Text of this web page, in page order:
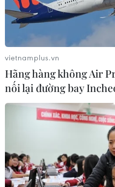
Bộ Giáo dục và Đào
một số khối thi
vietnamplus.vn
Hãng hàng không Air
nối lại đường bay